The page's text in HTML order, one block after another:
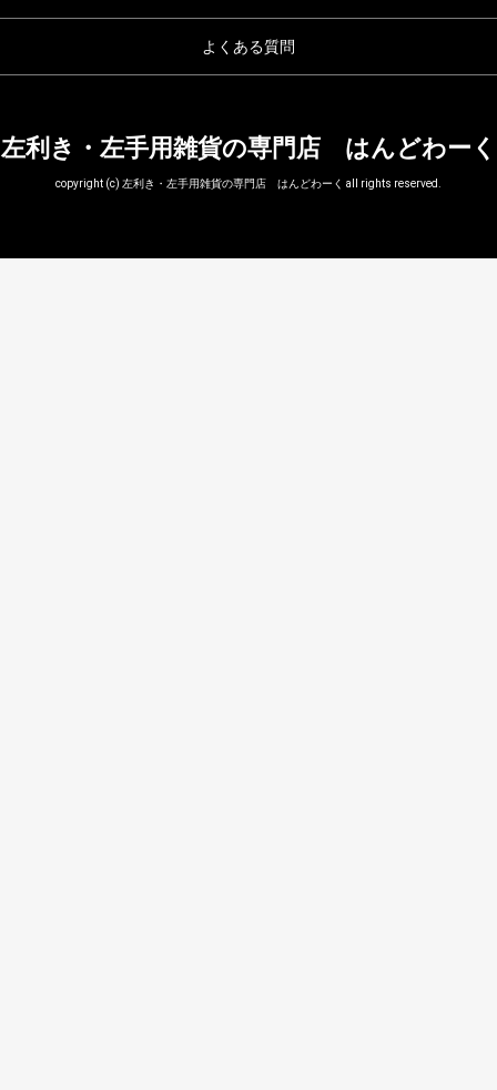
よくある質問
左利き・左手用雑貨の専門店 はんどわーく
copyright (c) 左利き・左手用雑貨の専門店 はんどわーく all rights reserved.